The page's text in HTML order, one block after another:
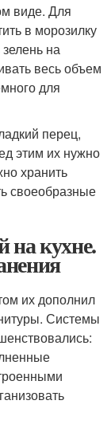
виде. Для
в морозилку
на
весь объем
для
перец,
этим их нужно
хранить
своеобразные
на кухне.
их дополнил
Системы